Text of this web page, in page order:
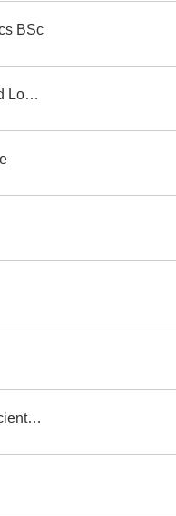
BSc
物流和供应链管理硕士 MSc Supply Chain and Logistics Management
科学计算和数据分析（人工智能工程）硕士 Scientific Computing and Data Analysis (Artificial Intelligence for Engineering) MSc